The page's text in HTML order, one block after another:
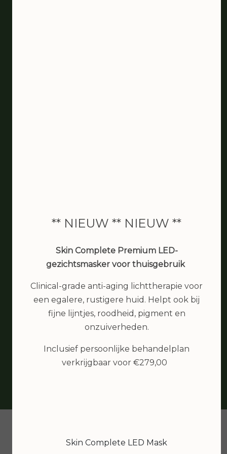
bea van den berg
IK ben erg tevreden met de
behandeling. Heb een goede
schoonheidsspecialiste gevonden, waar
ik een tijdje op zoek was. En zo dicht bij
huis... top....
** NIEUW ** NIEUW **
Skin Complete Premium LED-
gezichtsmasker voor thuisgebruik
Clinical-grade anti-aging lichttherapie voor
een egalere, rustigere huid. Helpt ook bij
fijne lijntjes, roodheid, pigment en
onzuiverheden.
Inclusief persoonlijke behandelplan
verkrijgbaar voor €279,00
Skin Complete LED Mask